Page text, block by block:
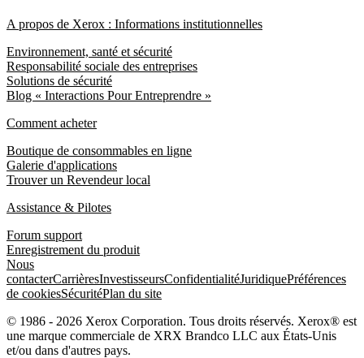
A propos de Xerox : Informations institutionnelles
Environnement, santé et sécurité
Responsabilité sociale des entreprises
Solutions de sécurité
Blog « Interactions Pour Entreprendre »
Comment acheter
Boutique de consommables en ligne
Galerie d'applications
Trouver un Revendeur local
Assistance & Pilotes
Forum support
Enregistrement du produit
Nous
contacterCarrièresInvestisseursConfidentialitéJuridiquePréférences
de cookiesSécuritéPlan du site
© 1986 - 2026 Xerox Corporation. Tous droits réservés. Xerox® est
une marque commerciale de XRX Brandco LLC aux États-Unis
et/ou dans d'autres pays.